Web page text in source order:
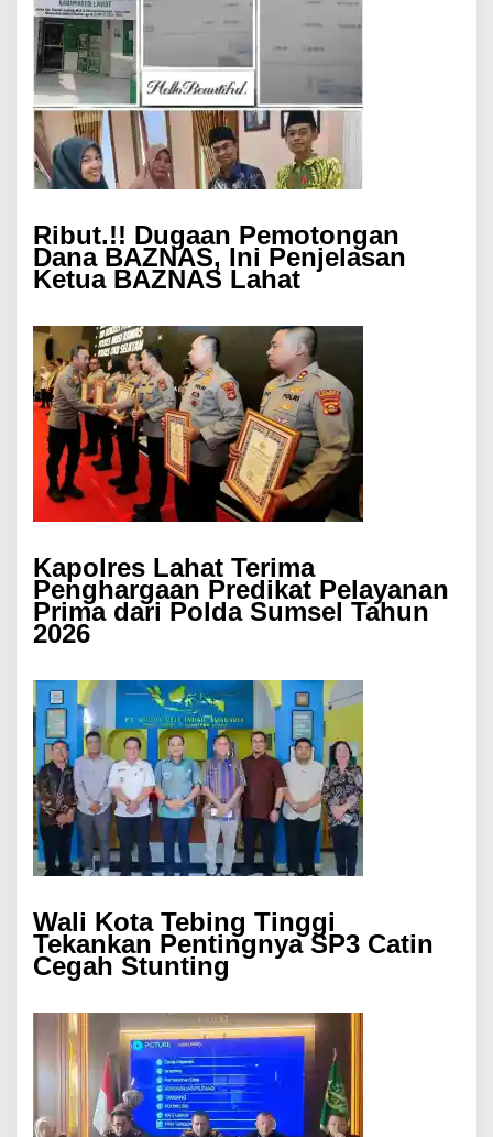
Ribut.!! Dugaan Pemotongan
Dana BAZNAS, Ini Penjelasan
Ketua BAZNAS Lahat
Kapolres Lahat Terima
Penghargaan Predikat Pelayanan
Prima dari Polda Sumsel Tahun
2026
Wali Kota Tebing Tinggi
Tekankan Pentingnya SP3 Catin
Cegah Stunting